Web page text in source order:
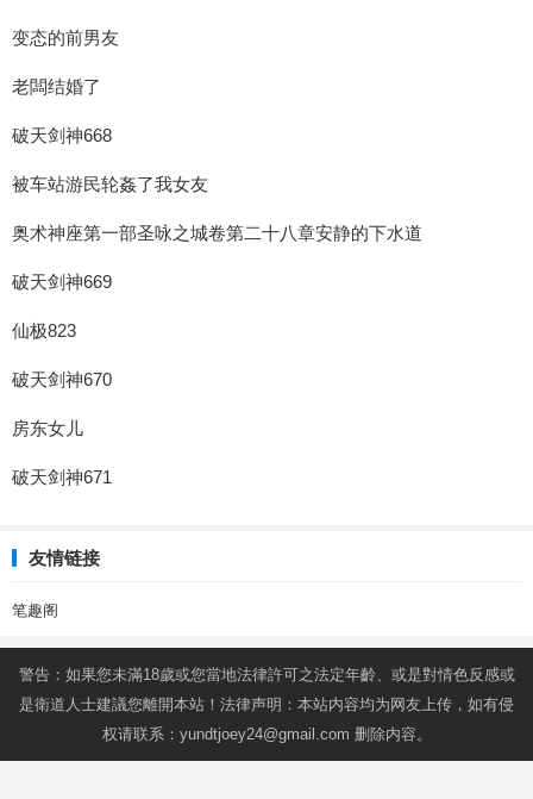
变态的前男友
老闆结婚了
破天剑神668
被车站游民轮姦了我女友
奥术神座第一部圣咏之城卷第二十八章安静的下水道
破天剑神669
仙极823
破天剑神670
房东女儿
破天剑神671
友情链接
笔趣阁
警告：如果您未滿18歲或您當地法律許可之法定年齡、或是對情色反感或
是衛道人士建議您離開本站！法律声明：本站内容均为网友上传，如有侵
权请联系： yundtjoey24@gmail.com 删除内容。